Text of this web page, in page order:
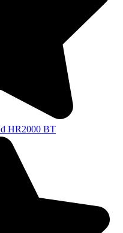
HR2000 BT